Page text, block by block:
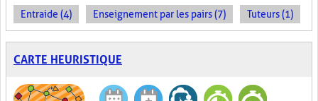
Entraide (4) Enseignement par les pairs (7) Tuteurs (1)
CARTE HEURISTIQUE